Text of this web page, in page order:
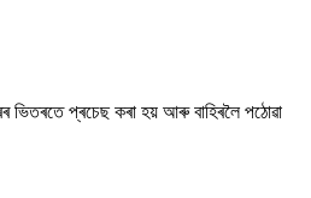
ভিতৰতে প্ৰচেছ কৰা হয় আৰু বাহিৰলৈ পঠোৱা